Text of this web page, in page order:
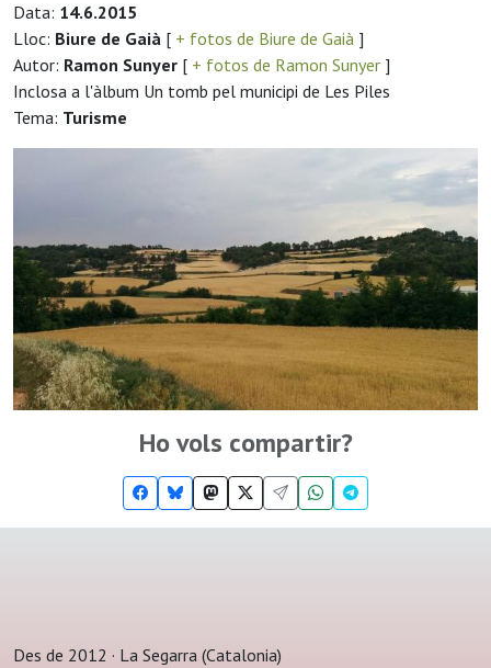
Data: 14.6.2015
Lloc: Biure de Gaià [ + fotos de Biure de Gaià ]
Autor: Ramon Sunyer [ + fotos de Ramon Sunyer ]
Inclosa a l'àlbum Un tomb pel municipi de Les Piles
Tema: Turisme
Ho vols compartir?
Des de 2012 · La Segarra (Catalonia)